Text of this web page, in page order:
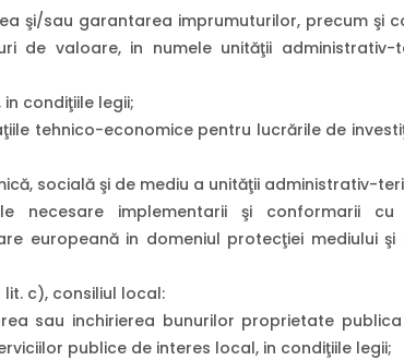
şi/sau garantarea imprumuturilor, precum şi
de valoare, in numele unităţii administrativ-
condiţiile legii;
tehnico-economice pentru lucrările de
socială şi de mediu a unităţii administrativ-
necesare implementarii şi conformarii cu
europeană in domeniul protecţiei mediului şi
c), consiliul local:
sau inchirierea bunurilor proprietate
publice de interes local, in condiţiile legii;